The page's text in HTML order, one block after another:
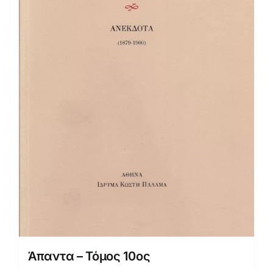
Άπαντα – Τόμος 10ος